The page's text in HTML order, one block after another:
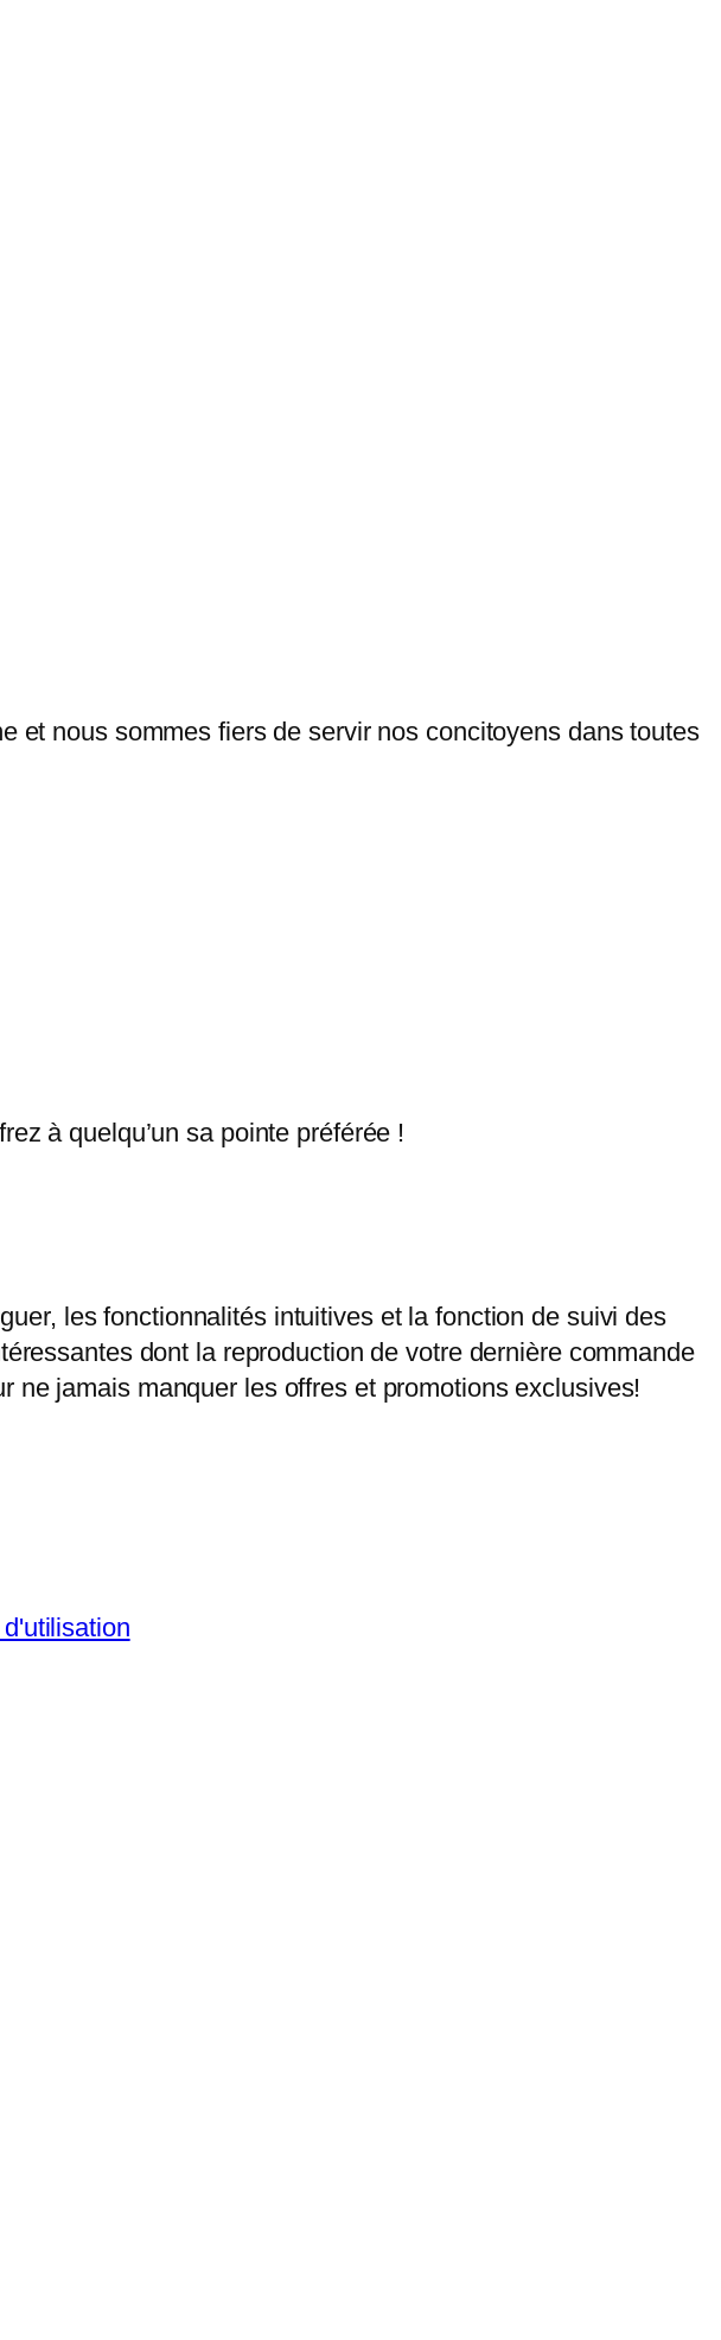
et nous sommes fiers de servir nos concitoyens dans toutes
à quelqu’un sa pointe préférée !
les fonctionnalités intuitives et la fonction de suivi des
dont la reproduction de votre dernière commande
jamais manquer les offres et promotions exclusives!